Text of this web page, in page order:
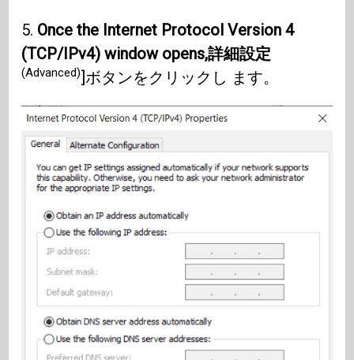
5. Once the Internet Protocol Version 4
(TCP/IPv4) window opens,詳細設定
(Advanced)]ボタンをクリックし ます。